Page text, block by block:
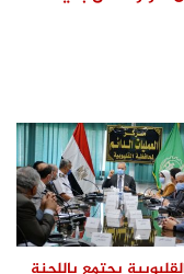
يجتمع باللجنة